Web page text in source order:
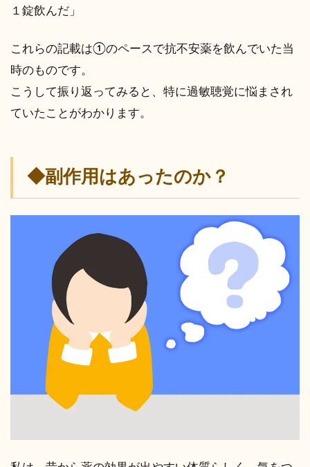
１錠飲んだ」
これらの記載は①のペースで抗不安薬を飲んでいた当
時のものです。
こうして振り返ってみると、特に過敏聴覚に悩まされ
ていたことがわかります。
◆副作用はあったのか？